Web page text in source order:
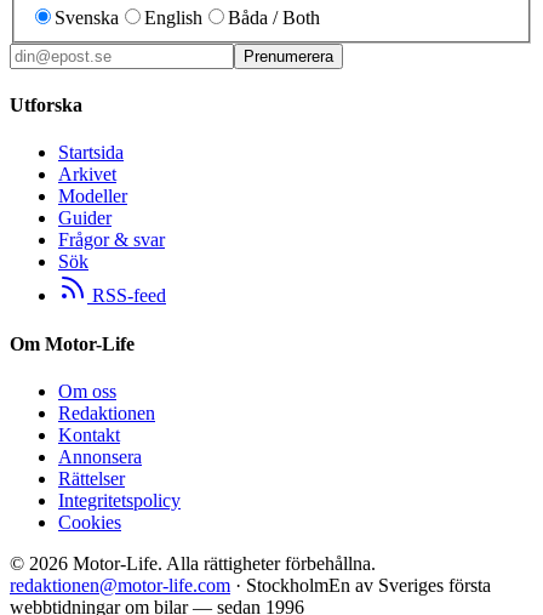
Svenska
English Båda / Both
Prenumerera
Utforska
Startsida
Arkivet
Modeller
Guider
Frågor & svar
Sök
RSS-feed
Om Motor-Life
Om oss
Redaktionen
Kontakt
Annonsera
Rättelser
Integritetspolicy
Cookies
© 2026 Motor-Life. Alla rättigheter förbehållna.
redaktionen@motor-life.com · StockholmEn av Sveriges första
webbtidningar om bilar — sedan 1996